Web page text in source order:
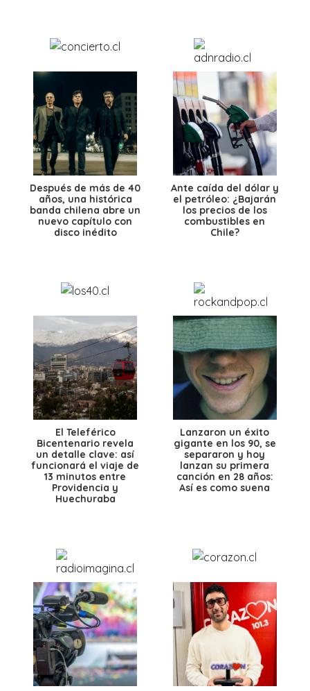
Después de más de 40
años, una histórica
banda chilena abre un
nuevo capítulo con
disco inédito
Ante caída del dólar y
el petróleo: ¿Bajarán
los precios de los
combustibles en
Chile?
El Teleférico
Bicentenario revela
un detalle clave: así
funcionará el viaje de
13 minutos entre
Providencia y
Huechuraba
Lanzaron un éxito
gigante en los 90, se
separaron y hoy
lanzan su primera
canción en 28 años:
Así es como suena